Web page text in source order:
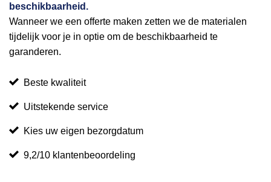
beschikbaarheid.
Wanneer we een offerte maken zetten we de materialen
tijdelijk voor je in optie om de beschikbaarheid te
garanderen.
Beste kwaliteit
Uitstekende service
Kies uw eigen bezorgdatum
9,2/10 klantenbeoordeling